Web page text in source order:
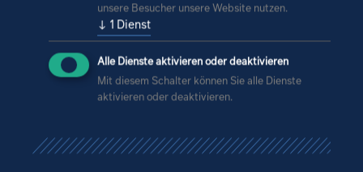
unsere Besucher unsere Website nutzen.
↓ 1 Dienst
Alle Dienste aktivieren oder deaktivieren
Mit diesem Schalter können Sie alle Dienste
aktivieren oder deaktivieren.